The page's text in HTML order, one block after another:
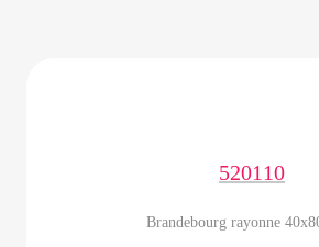
520110
Brandebourg rayonne